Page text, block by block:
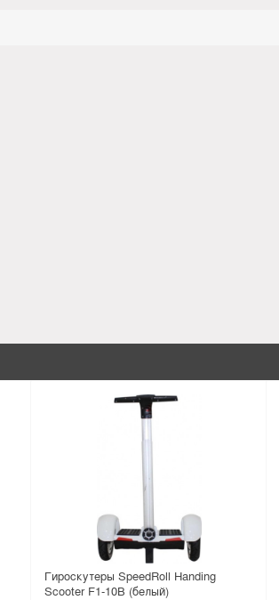
Гироскутеры SpeedRoll Handing
Scooter F1-10B (белый)